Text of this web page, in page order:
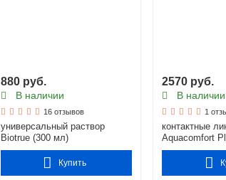
880 руб.
В наличии
16 отзывов
универсальный раствор
Biotrue (300 мл)
Купить
2570 руб.
В наличии
1
контактные
Aquacomfort